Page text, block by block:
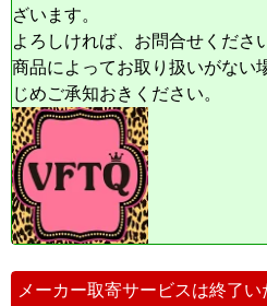
ざいます。
よろしければ、お問合せくださ
商品によってお取り扱いがない
じめご承知おきください。
メーカー取寄サービスは終了い